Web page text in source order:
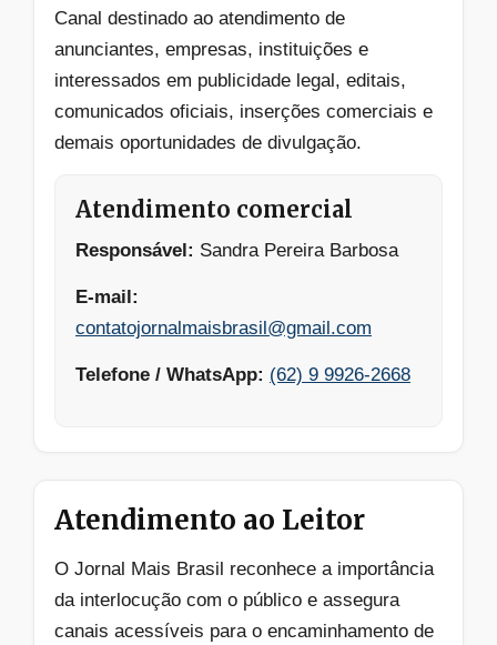
Canal destinado ao atendimento de
anunciantes, empresas, instituições e
interessados em publicidade legal, editais,
comunicados oficiais, inserções comerciais e
demais oportunidades de divulgação.
Atendimento comercial
Responsável: Sandra Pereira Barbosa
E-mail:
contatojornalmaisbrasil@gmail.com
Telefone / WhatsApp: (62) 9 9926-2668
Atendimento ao Leitor
O Jornal Mais Brasil reconhece a importância
da interlocução com o público e assegura
canais acessíveis para o encaminhamento de